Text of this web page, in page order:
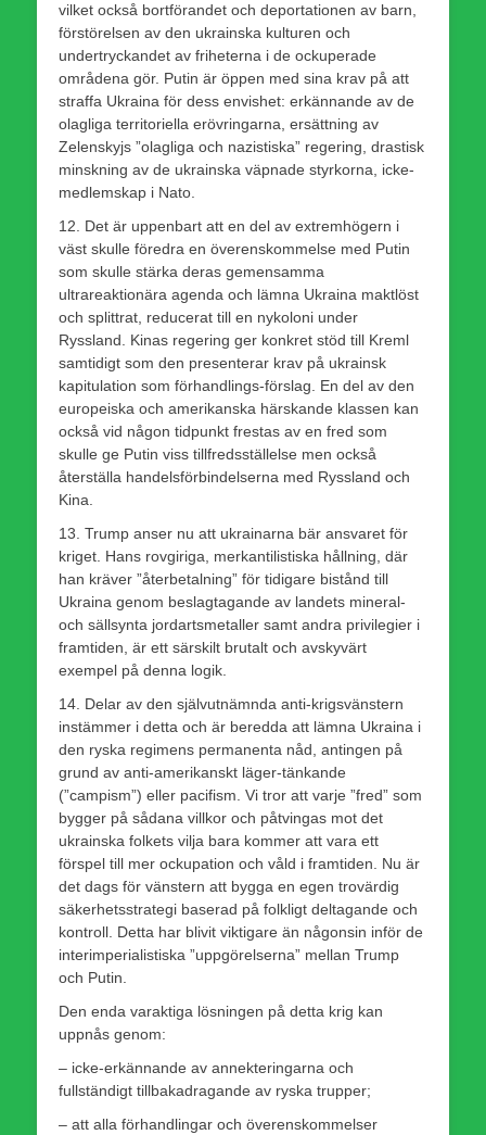
vilket också bortförandet och deportationen av barn,
förstörelsen av den ukrainska kulturen och
undertryckandet av friheterna i de ockuperade
områdena gör. Putin är öppen med sina krav på att
straffa Ukraina för dess envishet: erkännande av de
olagliga territoriella erövringarna, ersättning av
Zelenskyjs ”olagliga och nazistiska” regering, drastisk
minskning av de ukrainska väpnade styrkorna, icke-
medlemskap i Nato.
12. Det är uppenbart att en del av extremhögern i
väst skulle föredra en överenskommelse med Putin
som skulle stärka deras gemensamma
ultrareaktionära agenda och lämna Ukraina maktlöst
och splittrat, reducerat till en nykoloni under
Ryssland. Kinas regering ger konkret stöd till Kreml
samtidigt som den presenterar krav på ukrainsk
kapitulation som förhandlings-förslag. En del av den
europeiska och amerikanska härskande klassen kan
också vid någon tidpunkt frestas av en fred som
skulle ge Putin viss tillfredsställelse men också
återställa handelsförbindelserna med Ryssland och
Kina.
13. Trump anser nu att ukrainarna bär ansvaret för
kriget. Hans rovgiriga, merkantilistiska hållning, där
han kräver ”återbetalning” för tidigare bistånd till
Ukraina genom beslagtagande av landets mineral-
och sällsynta jordartsmetaller samt andra privilegier i
framtiden, är ett särskilt brutalt och avskyvärt
exempel på denna logik.
14. Delar av den självutnämnda anti-krigsvänstern
instämmer i detta och är beredda att lämna Ukraina i
den ryska regimens permanenta nåd, antingen på
grund av anti-amerikanskt läger-tänkande
(”campism”) eller pacifism. Vi tror att varje ”fred” som
bygger på sådana villkor och påtvingas mot det
ukrainska folkets vilja bara kommer att vara ett
förspel till mer ockupation och våld i framtiden. Nu är
det dags för vänstern att bygga en egen trovärdig
säkerhetsstrategi baserad på folkligt deltagande och
kontroll. Detta har blivit viktigare än någonsin inför de
interimperialistiska ”uppgörelserna” mellan Trump
och Putin.
Den enda varaktiga lösningen på detta krig kan
uppnås genom:
– icke-erkännande av annekteringarna och
fullständigt tillbakadragande av ryska trupper;
– att alla förhandlingar och överenskommelser